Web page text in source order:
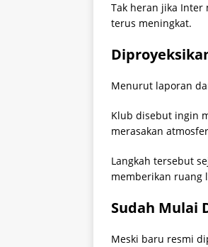
Tak heran jika Inter
terus meningkat.
Menurut laporan
Klub disebut ingin
merasakan
Langkah tersebut
memberikan ruang
Sudah Mulai
Meski baru resmi